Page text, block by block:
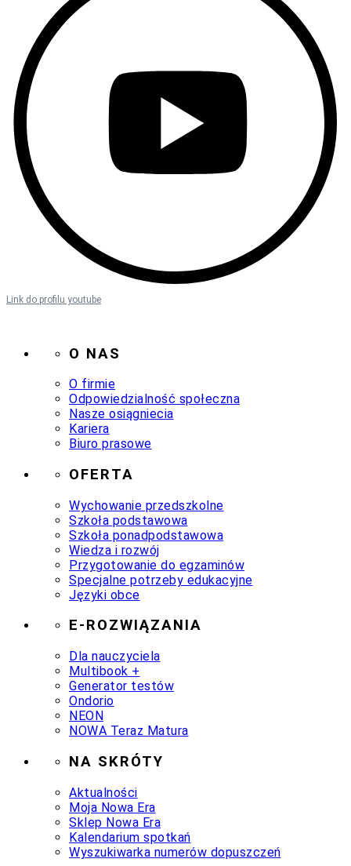
Link do profilu youtube
O NAS
O firmie
Odpowiedzialność społeczna
Nasze osiągniecia
Kariera
Biuro prasowe
OFERTA
Wychowanie przedszkolne
Szkoła podstawowa
Szkoła ponadpodstawowa
Wiedza i rozwój
Przygotowanie do egzaminów
Specjalne potrzeby edukacyjne
Języki obce
E-ROZWIĄZANIA
Dla nauczyciela
Multibook +
Generator testów
Ondorio
NEON
NOWA Teraz Matura
NA SKRÓTY
Aktualności
Moja Nowa Era
Sklep Nowa Era
Kalendarium spotkań
Wyszukiwarka numerów dopuszczeń